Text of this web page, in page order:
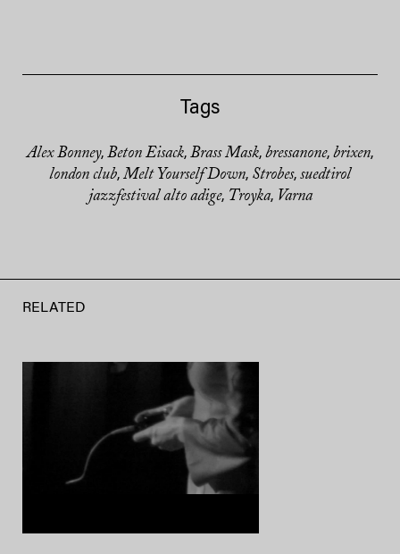
Tags
Alex Bonney, Beton Eisack, Brass Mask, bressanone, brixen,
london club, Melt Yourself Down, Strobes, suedtirol
jazzfestival alto adige, Troyka, Varna
RELATED